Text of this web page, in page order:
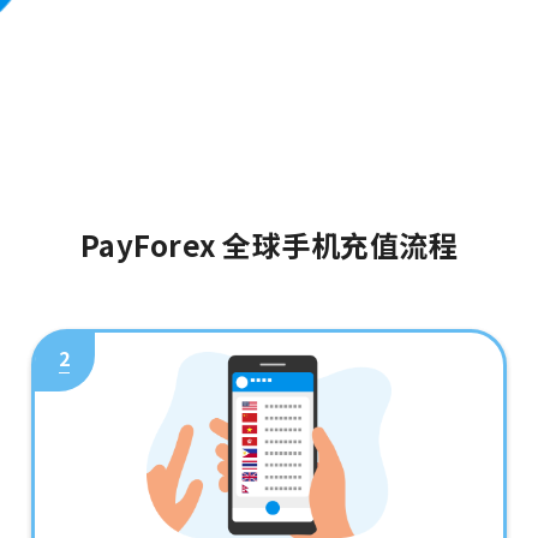
PayForex 全球手机充值流程
2